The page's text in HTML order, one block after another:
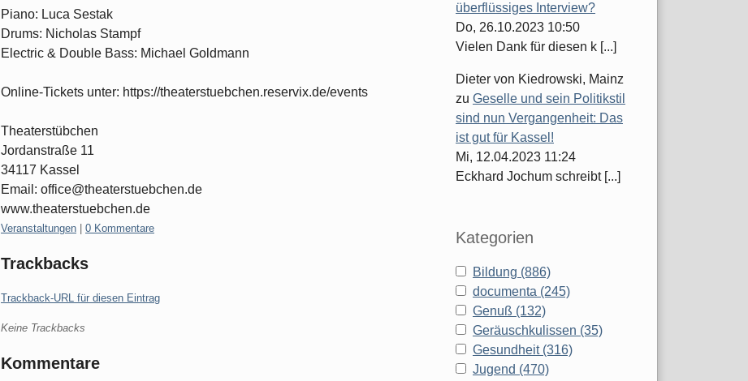
Piano: Luca Sestak
Drums: Nicholas Stampf
Electric & Double Bass: Michael Goldmann
Online-Tickets unter: https://theaterstuebchen.reservix.de/events
Theaterstübchen
Jordanstraße 11
34117 Kassel
Email: office@theaterstuebchen.de
www.theaterstuebchen.de
Kategorien:
Veranstaltungen 0 Kommentare
Trackbacks
Trackback-URL für diesen Eintrag
Keine Trackbacks
Kommentare
überflüssiges Interview?
Do, 26.10.2023 10:50
Vielen Dank für diesen k [...]
Dieter von Kiedrowski, Mainz
zu Geselle und sein Politikstil
sind nun Vergangenheit: Das
ist gut für Kassel!
Mi, 12.04.2023 11:24
Eckhard Jochum schreibt [...]
Kategorien
Bildung (886)
documenta (245)
Genuß (132)
Geräuschkulissen (35)
Gesundheit (316)
Jugend (470)